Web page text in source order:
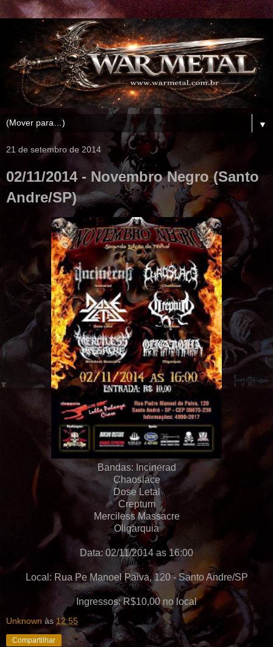
▼
21 de setembro de 2014
02/11/2014 - Novembro Negro (Santo
Andre/SP)
Bandas: Incinerad
Chaoslace
Dose Letal
Creptum
Merciless Massacre
Oligarquia
Data: 02/11/2014 as 16:00
Local: Rua Pe Manoel Paiva, 120 - Santo Andre/SP
Ingressos: R$10,00 no local
Unknown às 12:55
Compartilhar